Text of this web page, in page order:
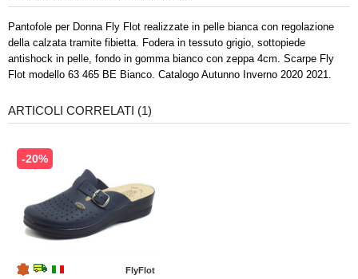
Pantofole per Donna Fly Flot realizzate in pelle bianca con regolazione
della calzata tramite fibietta. Fodera in tessuto grigio, sottopiede
antishock in pelle, fondo in gomma bianco con zeppa 4cm. Scarpe Fly
Flot modello 63 465 BE Bianco. Catalogo Autunno Inverno 2020 2021.
ARTICOLI CORRELATI (1)
-20%
FlyFlot